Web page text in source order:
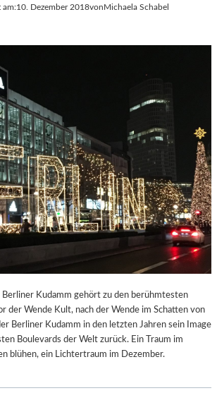
am:10. Dezember 2018vonMichaela Schabel
Kudamm gehört zu den berühmtesten
der Wende Kult, nach der Wende im Schatten von
Berliner Kudamm in den letzten Jahren sein Image
Boulevards der Welt zurück. Ein Traum im
blühen, ein Lichtertraum im Dezember.